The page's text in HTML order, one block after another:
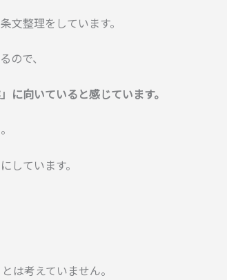
文整理をしています。
ので、
に向いていると感じています。
しています。
は考えていません。